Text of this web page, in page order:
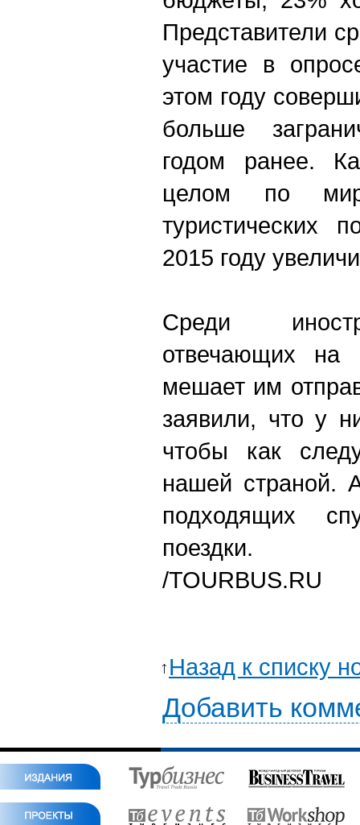
Представители
участие в
этом году
больше
годом ранее.
целом по
туристических
2015 году
Среди
отвечающих на
мешает им
заявили, что у
чтобы как
нашей страной.
подходящих
поездки.
/TOURBUS.RU
Назад к списку
Добавить